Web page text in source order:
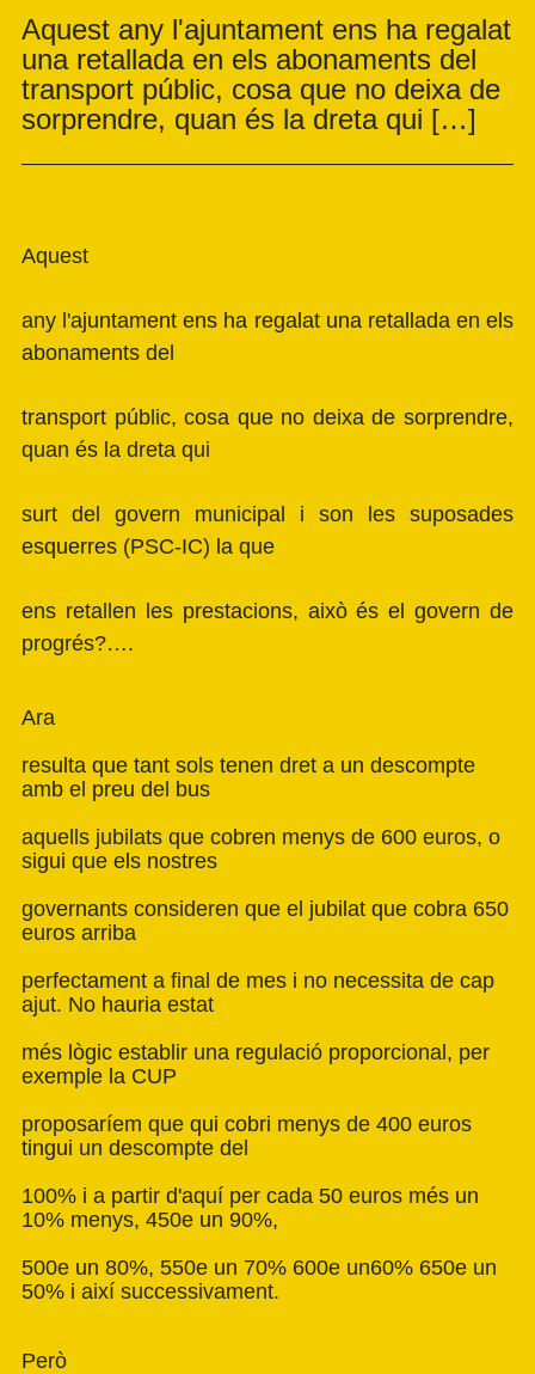
Aquest any l'ajuntament ens ha regalat
una retallada en els abonaments del
transport públic, cosa que no deixa de
sorprendre, quan és la dreta qui […]
Aquest
any l'ajuntament ens ha regalat una retallada en els
abonaments del
transport públic, cosa que no deixa de sorprendre,
quan és la dreta qui
surt del govern municipal i son les suposades
esquerres (PSC-IC) la que
ens retallen les prestacions, això és el govern de
progrés?….
Ara
resulta que tant sols tenen dret a un descompte
amb el preu del bus
aquells jubilats que cobren menys de 600 euros, o
sigui que els nostres
governants consideren que el jubilat que cobra 650
euros arriba
perfectament a final de mes i no necessita de cap
ajut. No hauria estat
més lògic establir una regulació proporcional, per
exemple la CUP
proposaríem que qui cobri menys de 400 euros
tingui un descompte del
100% i a partir d'aquí per cada 50 euros més un
10% menys, 450e un 90%,
500e un 80%, 550e un 70% 600e un60% 650e un
50% i així successivament.
Però